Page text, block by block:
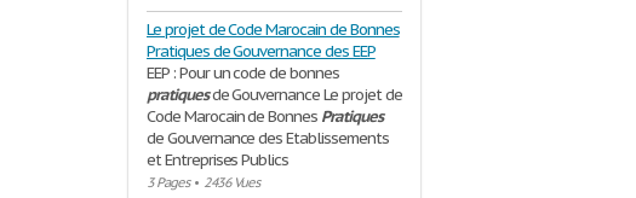
Le projet de Code Marocain de Bonnes
Pratiques de Gouvernance des EEP
EEP : Pour un code de bonnes
pratiquesde Gouvernance Le projet de
Code Marocain de Bonnes Pratiques
de Gouvernance des Etablissements
et Entreprises Publics
3 Pages• 2436 Vues